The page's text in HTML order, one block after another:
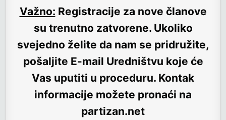
Važno: Registracije za nove članove
su trenutno zatvorene. Ukoliko
svejedno želite da nam se pridružite,
pošaljite E-mail Uredništvu koje će
Vas uputiti u proceduru. Kontak
informacije možete pronaći na
partizan.net